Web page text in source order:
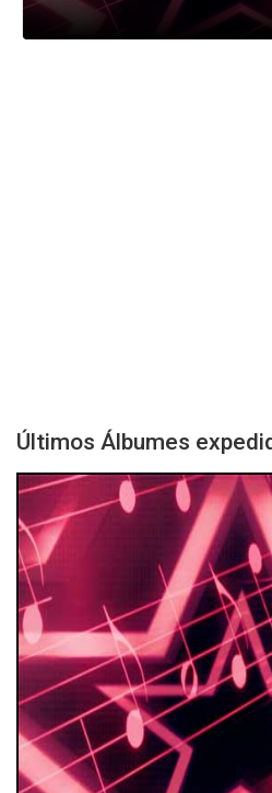
Últimos Álbumes